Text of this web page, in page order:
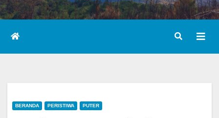
BERANDA PERISTIWA PUTER